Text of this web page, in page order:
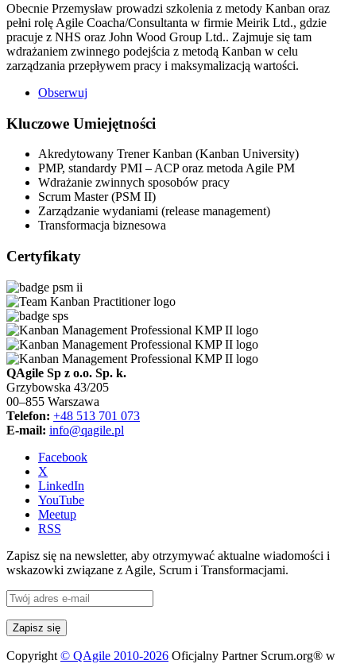
Obecnie Przemysław prowadzi szkolenia z metody Kanban oraz
pełni rolę Agile Coacha/Consultanta w firmie Meirik Ltd., gdzie
pracuje z NHS oraz John Wood Group Ltd.. Zajmuje się tam
wdrażaniem zwinnego podejścia z metodą Kanban w celu
zarządzania przepływem pracy i maksymalizacją wartości.
Obserwuj
Kluczowe Umiejętności
Akredytowany Trener Kanban (Kanban University)
PMP, standardy PMI – ACP oraz metoda Agile PM
Wdrażanie zwinnych sposobów pracy
Scrum Master (PSM II)
Zarządzanie wydaniami (release management)
Transformacja biznesowa
Certyfikaty
QAgile Sp z o.o. Sp. k.
Grzybowska 43/205
00–855 Warszawa
Telefon: +48 513 701 073
E-mail: info@qagile.pl
Facebook
X
LinkedIn
YouTube
Meetup
RSS
Zapisz się na newsletter, aby otrzymywać aktualne wiadomości i
wskazowki związane z Agile, Scrum i Transformacjami.
Copyright © QAgile 2010-2026 Oficjalny Partner Scrum.org® w